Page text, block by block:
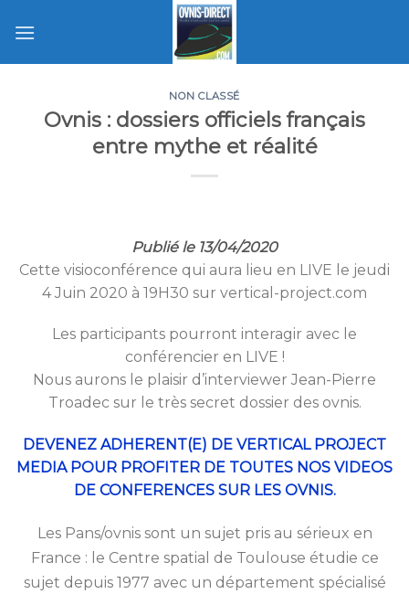
NON CLASSÉ
Ovnis : dossiers officiels français
entre mythe et réalité
Publié le 13/04/2020
Cette visioconférence qui aura lieu en LIVE le jeudi
4 Juin 2020 à 19H30 sur vertical-project.com
Les participants pourront interagir avec le
conférencier en LIVE !
Nous aurons le plaisir d’interviewer Jean-Pierre
Troadec sur le très secret dossier des ovnis.
DEVENEZ ADHERENT(E) DE VERTICAL PROJECT
MEDIA POUR PROFITER DE TOUTES NOS VIDEOS
DE CONFERENCES SUR LES OVNIS.
Les Pans/ovnis sont un sujet pris au sérieux en
France : le Centre spatial de Toulouse étudie ce
sujet depuis 1977 avec un département spécialisé